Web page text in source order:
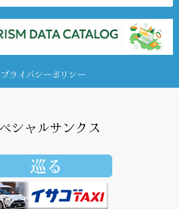
プライバシーポリシー
シャルサンクス